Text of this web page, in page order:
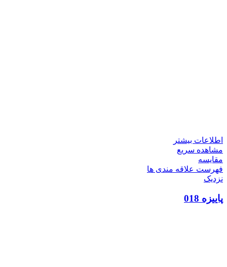
اطلاعات بیشتر
مشاهده سریع
مقایسه
فهرست علاقه مندی ها
نزدیک
پاییزه 018